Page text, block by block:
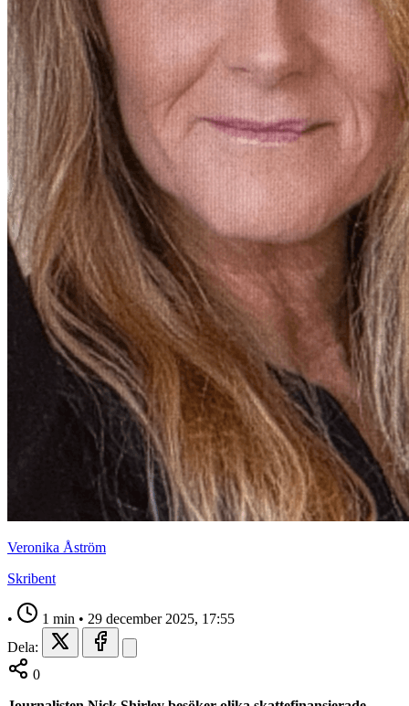
Veronika Åström
Skribent
• 1 min • 29 december 2025, 17:55
Dela:
0